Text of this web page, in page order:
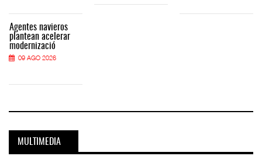
Agentes navieros
plantean acelerar
modernizació
09 AGO 2026
MULTIMEDIA